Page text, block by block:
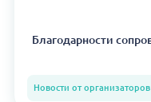
Благодарности
Новости от организаторов